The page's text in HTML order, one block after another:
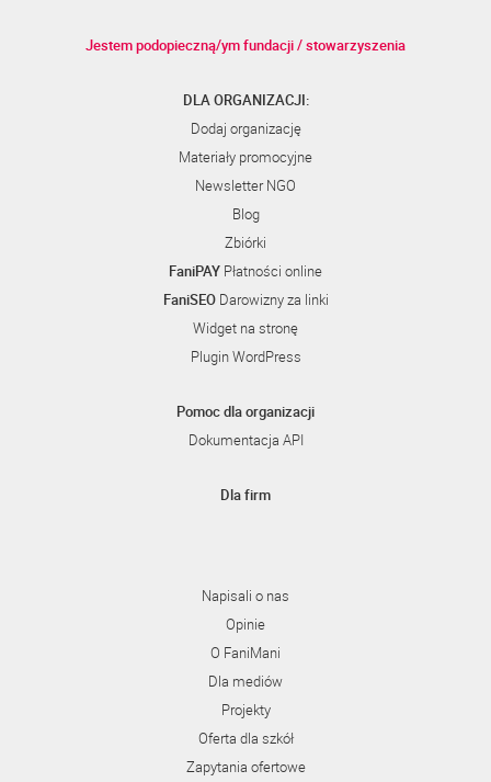
Jestem podopieczną/ym fundacji / stowarzyszenia
DLA ORGANIZACJI:
Dodaj organizację
Materiały promocyjne
Newsletter NGO
Blog
Zbiórki
FaniPAY Płatności online
FaniSEODarowizny za linki
Widget na stronę
Plugin WordPress
Pomoc dla organizacji
Dokumentacja API
Dla firm
Napisali o nas
Opinie
O FaniMani
Dla mediów
Projekty
Oferta dla szkół
Zapytania ofertowe